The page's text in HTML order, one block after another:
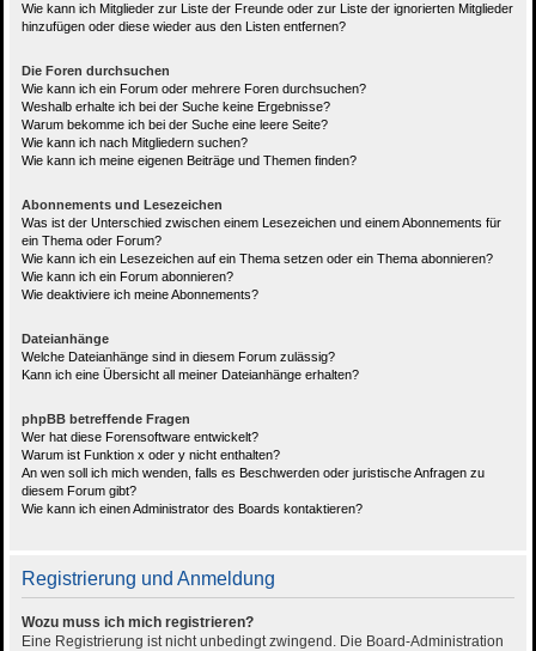
Wie kann ich Mitglieder zur Liste der Freunde oder zur Liste der ignorierten Mitglieder
hinzufügen oder diese wieder aus den Listen entfernen?
Die Foren durchsuchen
Wie kann ich ein Forum oder mehrere Foren durchsuchen?
Weshalb erhalte ich bei der Suche keine Ergebnisse?
Warum bekomme ich bei der Suche eine leere Seite?
Wie kann ich nach Mitgliedern suchen?
Wie kann ich meine eigenen Beiträge und Themen finden?
Abonnements und Lesezeichen
Was ist der Unterschied zwischen einem Lesezeichen und einem Abonnements für
ein Thema oder Forum?
Wie kann ich ein Lesezeichen auf ein Thema setzen oder ein Thema abonnieren?
Wie kann ich ein Forum abonnieren?
Wie deaktiviere ich meine Abonnements?
Dateianhänge
Welche Dateianhänge sind in diesem Forum zulässig?
Kann ich eine Übersicht all meiner Dateianhänge erhalten?
phpBB betreffende Fragen
Wer hat diese Forensoftware entwickelt?
Warum ist Funktion x oder y nicht enthalten?
An wen soll ich mich wenden, falls es Beschwerden oder juristische Anfragen zu
diesem Forum gibt?
Wie kann ich einen Administrator des Boards kontaktieren?
Registrierung und Anmeldung
Wozu muss ich mich registrieren?
Eine Registrierung ist nicht unbedingt zwingend. Die Board-Administration